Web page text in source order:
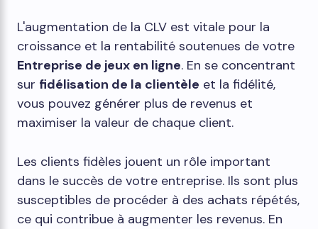
L'augmentation de la CLV est vitale pour la
croissance et la rentabilité soutenues de votre
Entreprise de jeux en ligne. En se concentrant
sur fidélisation de la clientèle et la fidélité,
vous pouvez générer plus de revenus et
maximiser la valeur de chaque client.
Les clients fidèles jouent un rôle important
dans le succès de votre entreprise. Ils sont plus
susceptibles de procéder à des achats répétés,
ce qui contribue à augmenter les revenus. En